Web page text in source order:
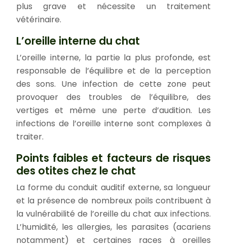
plus grave et nécessite un traitement
vétérinaire.
L’oreille interne du chat
L’oreille interne, la partie la plus profonde, est
responsable de l’équilibre et de la perception
des sons. Une infection de cette zone peut
provoquer des troubles de l’équilibre, des
vertiges et même une perte d’audition. Les
infections de l’oreille interne sont complexes à
traiter.
Points faibles et facteurs de risques
des otites chez le chat
La forme du conduit auditif externe, sa longueur
et la présence de nombreux poils contribuent à
la vulnérabilité de l’oreille du chat aux infections.
L’humidité, les allergies, les parasites (acariens
notamment) et certaines races à oreilles